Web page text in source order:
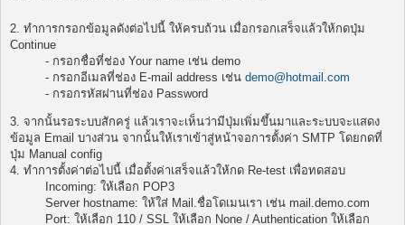
2. ทำการกรอกข้อมูลดังต่อไปนี้ ให้ครบถ้วน เมื่อกรอกเสร็จแล้วให้กดปุ่ม
Continue
- กรอกชื่อที่ช่อง Your name เช่น demo
- กรอกอีเมลที่ช่อง E-mail address เช่น demo@hotmail.com
- กรอกรหัสผ่านที่ช่อง Password
3. จากนั้นรอระบบสักครู่ แล้วเราจะเห็นว่ามีปุ่มเพิ่มขึ้นมาและระบบจะแสดง
ข้อมูล Email บางส่วน จากนั้นให้เราเข้าสู่หน้าจอการตั้งค่า SMTP โดยกดที่
ปุ่ม Manual config
4. ทำการตั้งค่าต่อไปนี้ เมื่อตั้งค่าเสร็จแล้วให้กด Re-test เพื่อทดสอบ
Incoming: ให้เลือก POP3
Server hostname: ให้ใส่ Mail.ชื่อโดเมนเรา เช่น mail.demo.com
Port: ให้เลือก 110 / SSL ให้เลือก None / Authentication ให้เลือก